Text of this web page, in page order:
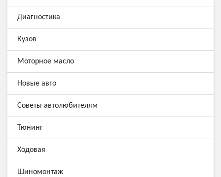
Диагностика
Кузов
Моторное масло
Новые авто
Советы автолюбителям
Тюнинг
Ходовая
Шиномонтаж